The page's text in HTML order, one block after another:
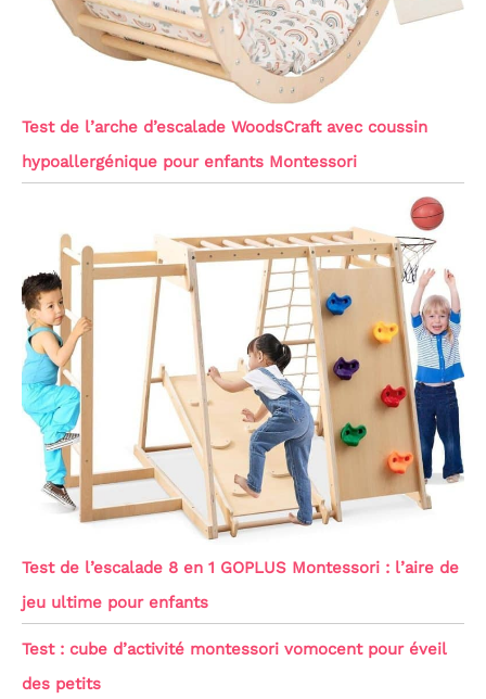
Test de l’arche d’escalade WoodsCraft avec coussin
hypoallergénique pour enfants Montessori
Test de l’escalade 8 en 1 GOPLUS Montessori : l’aire de
jeu ultime pour enfants
Test : cube d’activité montessori vomocent pour éveil
des petits